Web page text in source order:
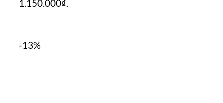
1.150.000₫.
-13%